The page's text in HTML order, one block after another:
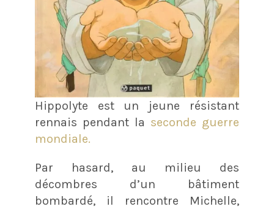
Hippolyte est un jeune résistant
rennais pendant la seconde guerre
mondiale.
Par hasard, au milieu des
décombres d’un bâtiment
bombardé, il rencontre Michelle,